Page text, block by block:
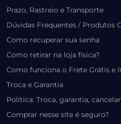
Prazo, Rastreio e Transporte
Dúvidas Frequentes / Produtos
Como recuperar sua senha
Como retirar na loja física?
Como funciona o Frete Grátis e
Troca e Garantia
Política: Troca, garantia,
Comprar nesse site é seguro?